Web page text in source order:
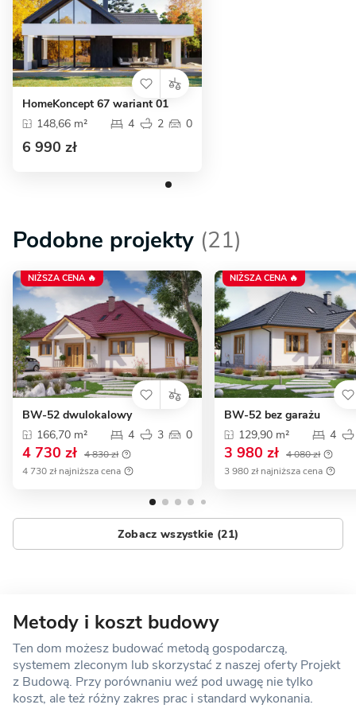
HomeKoncept 67 wariant 01
148,66 m²
4 2 0
6 990 zł
Podobne projekty (21)
NIŻSZA CENA 🔥
BW-52 dwulokalowy
166,70 m²
4 3 0
4 730 zł 4 830 zł
4 730 zł najniższa cena
NIŻSZA CENA 🔥
BW-52 bez garażu
129,90 m²
4
3 980 zł 4 080 zł
3 980 zł najniższa cena
Zobacz wszystkie (21)
Metody i koszt budowy
Ten dom możesz budować metodą gospodarczą,
systemem zleconym lub skorzystać z naszej oferty Projekt
z Budową. Przy porównaniu weź pod uwagę nie tylko
koszt, ale też różny zakres prac i standard wykonania.